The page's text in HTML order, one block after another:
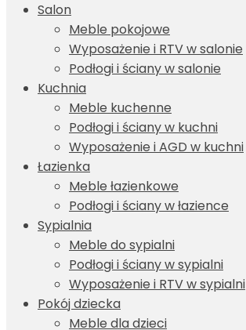
Salon
Meble pokojowe
Wyposażenie i RTV w salonie
Podłogi i ściany w salonie
Kuchnia
Meble kuchenne
Podłogi i ściany w kuchni
Wyposażenie i AGD w kuchni
Łazienka
Meble łazienkowe
Podłogi i ściany w łazience
Sypialnia
Meble do sypialni
Podłogi i ściany w sypialni
Wyposażenie i RTV w sypialni
Pokój dziecka
Meble dla dzieci